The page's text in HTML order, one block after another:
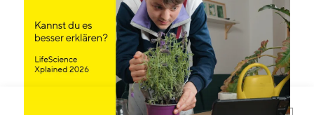
(erforderlich)